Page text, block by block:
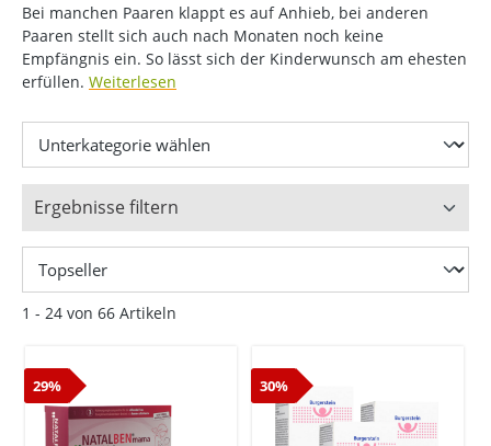
Bei manchen Paaren klappt es auf Anhieb, bei anderen
Paaren stellt sich auch nach Monaten noch keine
Empfängnis ein. So lässt sich der Kinderwunsch am ehesten
erfüllen. Weiterlesen
Ergebnisse filtern
1 - 24 von 66 Artikeln
29% 30%